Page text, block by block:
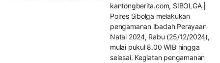
kantongberita.com, SIBOLGA |
Polres Sibolga melakukan
pengamanan Ibadah Perayaan
Natal 2024, Rabu (25/12/2024),
mulai pukul 8.00 WIB hingga
selesai. Kegiatan pengamanan